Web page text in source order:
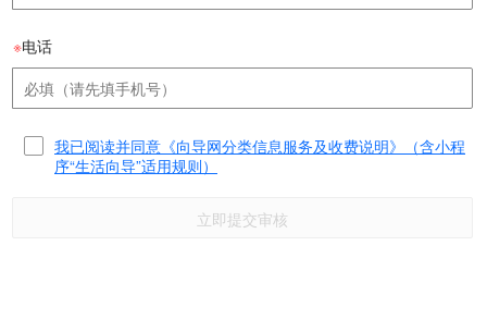
※电话
我已阅读并同意《向导网分类信息服务及收费说明》（含小程
序“生活向导”适用规则）
立即提交审核